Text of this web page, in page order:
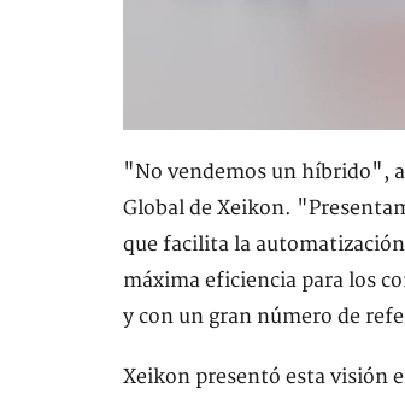
"No vendemos un híbrido",
Global de Xeikon.
que facilita la automatización
máxima eficiencia para los
y con un gran número de
Xeikon presentó esta visión